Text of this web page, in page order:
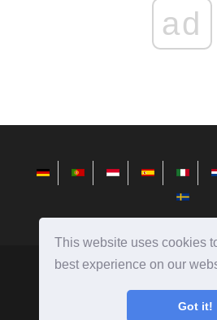
This website uses cookies
best experience on our
Got it!
ad
¡Noticias del mundo de la